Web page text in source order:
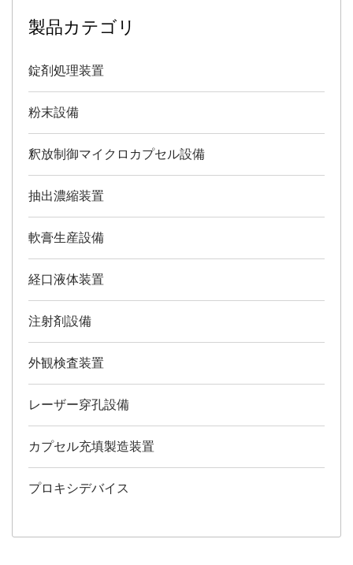
製品カテゴリ
錠剤処理装置
粉末設備
釈放制御マイクロカプセル設備
抽出濃縮装置
軟膏生産設備
経口液体装置
注射剤設備
外観検査装置
レーザー穿孔設備
カプセル充填製造装置
プロキシデバイス